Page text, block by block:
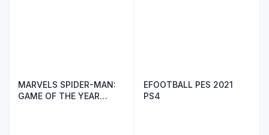
MARVELS SPIDER-MAN:
GAME OF THE YEAR
EFOOTBALL PES 2021
PS4